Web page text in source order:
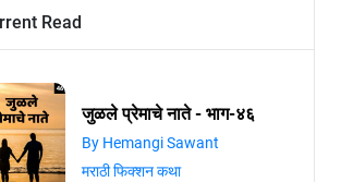
Read
जुळले प्रेमाचे नाते - भाग-४६
By Hemangi Sawant
मराठी फिक्शन कथा